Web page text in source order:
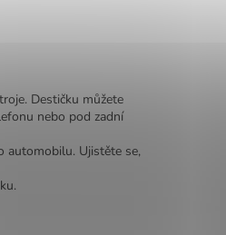
Destičku můžete
nebo pod zadní
automobilu. Ujistěte se,